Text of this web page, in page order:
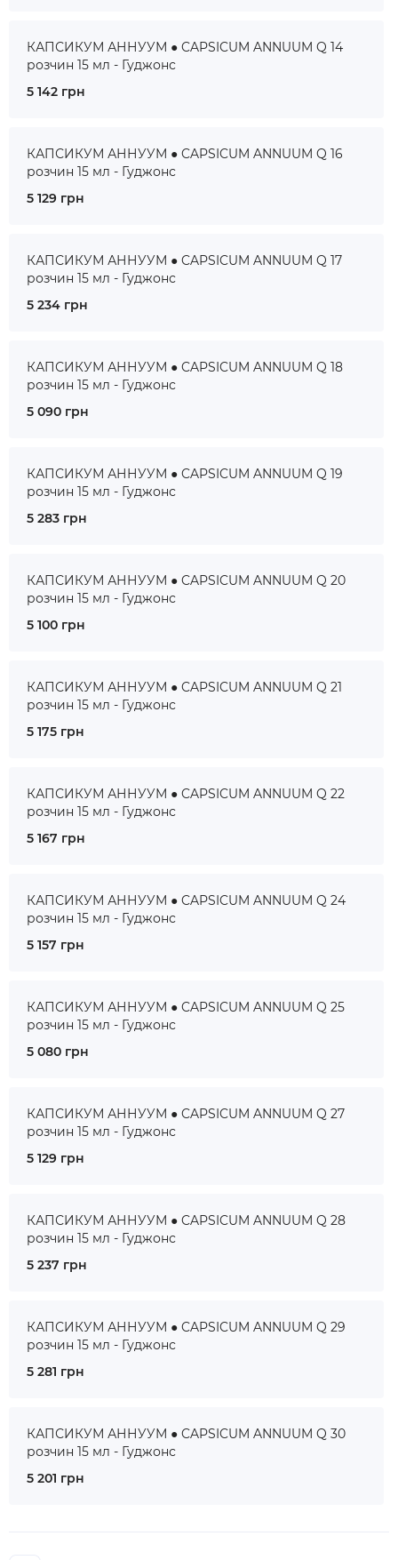
КАПСИКУМ АННУУМ ● CAPSICUM ANNUUM Q 14
розчин 15 мл - Гуджонс
5 142 грн
КАПСИКУМ АННУУМ ● CAPSICUM ANNUUM Q 16
розчин 15 мл - Гуджонс
5 129 грн
КАПСИКУМ АННУУМ ● CAPSICUM ANNUUM Q 17
розчин 15 мл - Гуджонс
5 234 грн
КАПСИКУМ АННУУМ ● CAPSICUM ANNUUM Q 18
розчин 15 мл - Гуджонс
5 090 грн
КАПСИКУМ АННУУМ ● CAPSICUM ANNUUM Q 19
розчин 15 мл - Гуджонс
5 283 грн
КАПСИКУМ АННУУМ ● CAPSICUM ANNUUM Q 20
розчин 15 мл - Гуджонс
5 100 грн
КАПСИКУМ АННУУМ ● CAPSICUM ANNUUM Q 21
розчин 15 мл - Гуджонс
5 175 грн
КАПСИКУМ АННУУМ ● CAPSICUM ANNUUM Q 22
розчин 15 мл - Гуджонс
5 167 грн
КАПСИКУМ АННУУМ ● CAPSICUM ANNUUM Q 24
розчин 15 мл - Гуджонс
5 157 грн
КАПСИКУМ АННУУМ ● CAPSICUM ANNUUM Q 25
розчин 15 мл - Гуджонс
5 080 грн
КАПСИКУМ АННУУМ ● CAPSICUM ANNUUM Q 27
розчин 15 мл - Гуджонс
5 129 грн
КАПСИКУМ АННУУМ ● CAPSICUM ANNUUM Q 28
розчин 15 мл - Гуджонс
5 237 грн
КАПСИКУМ АННУУМ ● CAPSICUM ANNUUM Q 29
розчин 15 мл - Гуджонс
5 281 грн
КАПСИКУМ АННУУМ ● CAPSICUM ANNUUM Q 30
розчин 15 мл - Гуджонс
5 201 грн